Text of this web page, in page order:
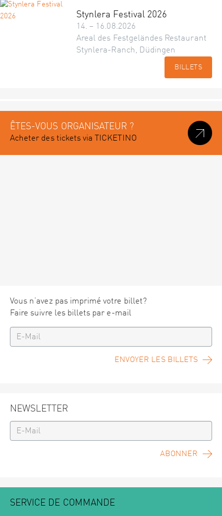
Stynlera Festival 2026
14. – 16.08.2026
Areal des Festgeländes Restaurant
Stynlera-Ranch, Düdingen
BILLETS
ÊTES-VOUS ORGANISATEUR ?
Acheter des tickets via TICKETINO
Vous n’avez pas imprimé votre billet?
Faire suivre les billets par e-mail
ENVOYER LES BILLETS
NEWSLETTER
ABONNER
SERVICE DE COMMANDE